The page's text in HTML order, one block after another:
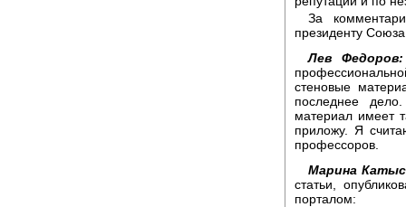
За
президенту
Лев Федоров:
стеновые
последнее
материал имеет
приложу. Я
профессоров.
Марина
статьи,
порталом: